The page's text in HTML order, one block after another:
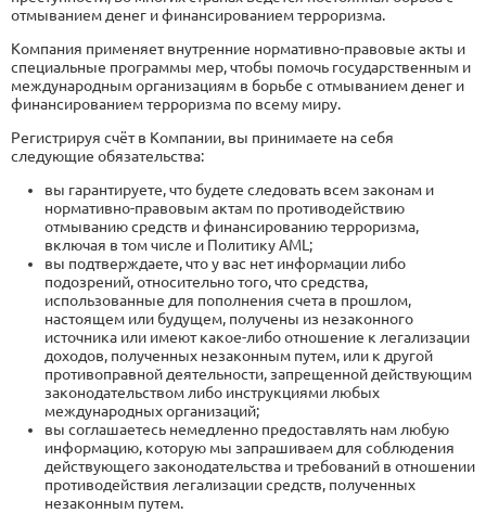
отмыванием денег и финансированием терроризма.
Компания применяет внутренние нормативно-правовые акты и
специальные программы мер, чтобы помочь государственным и
международным организациям в борьбе с отмыванием денег и
финансированием терроризма по всему миру.
Регистрируя счёт в Компании, вы принимаете на себя
следующие обязательства:
вы гарантируете, что будете следовать всем законам и
нормативно-правовым актам по противодействию
отмыванию средств и финансированию терроризма,
включая в том числе и Политику АМL;
вы подтверждаете, что у вас нет информации либо
подозрений, относительно того, что средства,
использованные для пополнения счета в прошлом,
настоящем или будущем, получены из незаконного
источника или имеют какое-либо отношение к легализации
доходов, полученных незаконным путем, или к другой
противоправной деятельности, запрещенной действующим
законодательством либо инструкциями любых
международных организаций;
вы соглашаетесь немедленно предоставлять нам любую
информацию, которую мы запрашиваем для соблюдения
действующего законодательства и требований в отношении
противодействия легализации средств, полученных
незаконным путем.